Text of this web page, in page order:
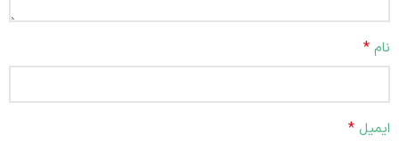
نام *
ایمیل *